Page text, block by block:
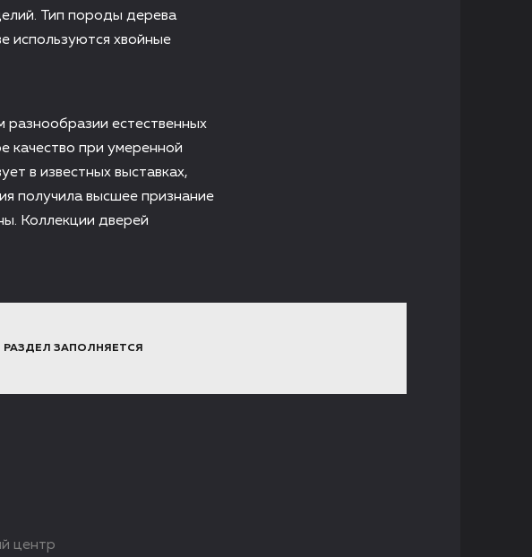
Тип породы дерева
используются хвойные
естественных
качество при умеренной
в известных выставках,
получила высшее признание
Коллекции дверей
ЗАПОЛНЯЕТСЯ
центр